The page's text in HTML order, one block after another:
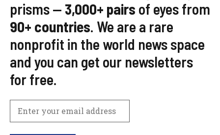
prisms — 3,000+ pairs of eyes from
90+ countries. We are a rare
nonprofit in the world news space
and you can get our newsletters
for free.